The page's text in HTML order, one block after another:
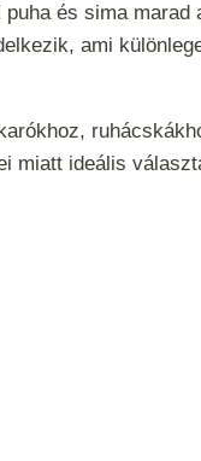
és sima
ami
miatt ideális